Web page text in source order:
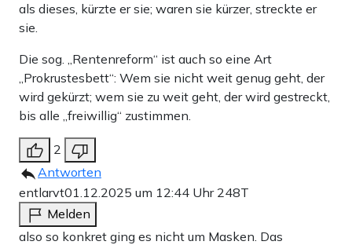
als dieses, kürzte er sie; waren sie kürzer, streckte er
sie.
Die sog. „Rentenreform“ ist auch so eine Art
„Prokrustesbett“: Wem sie nicht weit genug geht, der
wird gekürzt; wem sie zu weit geht, der wird gestreckt,
bis alle „freiwillig“ zustimmen.
2
Antworten
entlarvt01.12.2025 um 12:44 Uhr 248T
Melden
also so konkret ging es nicht um Masken. Das